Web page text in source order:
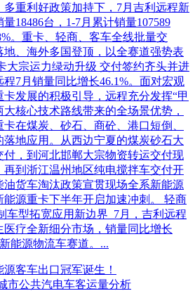
多重利好政策加持下，7月吉利远程新
18486台，1-7月累计销量107589
。重卡、轻商、客车全线批量交
地、海外多国登顶，以全赛道强势表
大宗运力绿动升级 交付签约齐头并进
7月销量同比增长46.1%。面对宏观
发展的积极引导，远程充分发挥“甲
核心技术路线带来的全场景优势，
在煤炭、砂石、商砼、港口短倒、
落地应用。从西边宁夏的煤炭砂石大
付，到河北邯郸大宗物资转运交付现
再到浙江温州地区纯电搅拌车交付开
油货车淘汰政策宣贯现场全系新能源
能源重卡下半年开启加速冲刺。 轻商
车型拓宽应用新边界 7月，吉利远程
医疗全新细分市场，销量同比增长
能源物流车赛道。...
客车出口冠军诞生！
市公共汽电车客运量分析